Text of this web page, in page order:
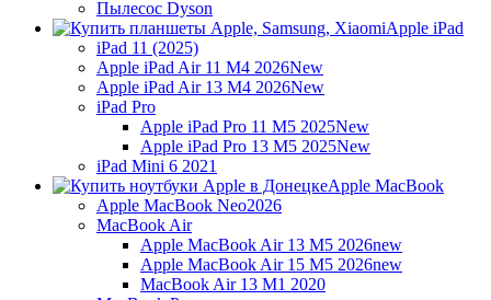
Пылесос Dyson
Apple iPad
iPad 11 (2025)
Apple iPad Air 11 M4 2026New
Apple iPad Air 13 M4 2026New
iPad Pro
Apple iPad Pro 11 M5 2025New
Apple iPad Pro 13 M5 2025New
iPad Mini 6 2021
Apple MacBook
Apple MacBook Neo2026
MacBook Air
Apple MacBook Air 13 M5 2026new
Apple MacBook Air 15 M5 2026new
MacBook Air 13 M1 2020